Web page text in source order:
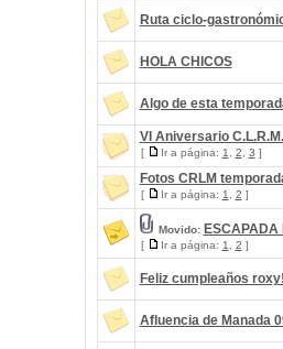
Ruta ciclo-
HOLA CHICOS
Algo de esta
VI Aniversario C.L.R.M.
[ Ir a página: 1 2 3 ]
Fotos CRLM
[ Ir a página: 1 2 ]
Movido: ESCAPADA
[ Ir a página: 1 2 ]
Feliz cumpleaños
Afluencia de Manada